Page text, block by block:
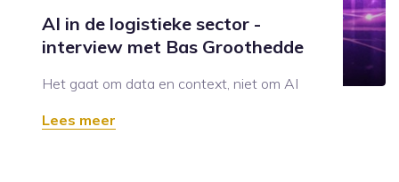
AI in de logistieke sector -
interview met Bas Groothedde
Het gaat om data en context, niet om AI
Lees meer